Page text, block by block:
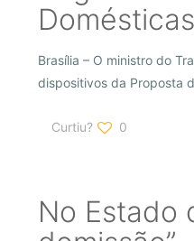
Brasília – O ministro do
dispositivos da Proposta
Curtiu? 0
No Estado